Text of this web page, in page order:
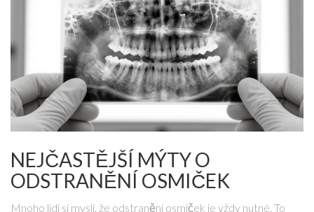
NEJČASTĚJŠÍ MÝTY O
ODSTRANĚNÍ OSMIČEK
Mnoho lidí si myslí, že odstranění osmiček je vždy nutné. To